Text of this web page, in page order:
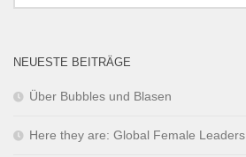
NEUESTE BEITRÄGE
Über Bubbles und Blasen
Here they are: Global Female Leaders